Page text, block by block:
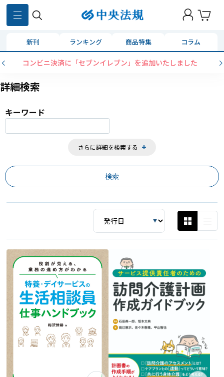
新刊 ランキング 商品特集 コラム
コンビニ決済に「セブンイレブン」を追加いたしました
詳細検索
キーワード
さらに詳細を検索する
870